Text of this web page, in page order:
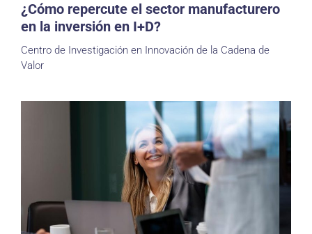
¿Cómo repercute el sector manufacturero
en la inversión en I+D?
Centro de Investigación en Innovación de la Cadena de
Valor